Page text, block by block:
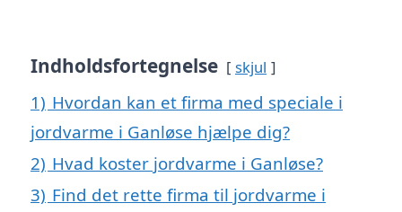
Indholdsfortegnelse skjul
1) Hvordan kan et firma med speciale i
jordvarme i Ganløse hjælpe dig?
2) Hvad koster jordvarme i Ganløse?
3) Find det rette firma til jordvarme i